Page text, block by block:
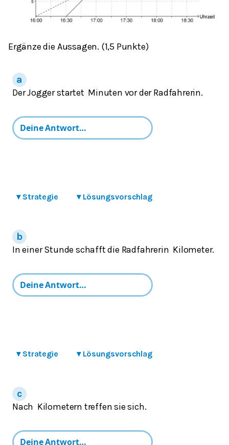
Ergänze die Aussagen. (1,5 Punkte)
Der Jogger startet Minuten vor der Radfahrerin.
▾ Strategie ▾ Lösungsvorschlag
In einer Stunde schafft die Radfahrerin Kilometer.
▾ Strategie ▾ Lösungsvorschlag
Nach Kilometern treffen sie sich.